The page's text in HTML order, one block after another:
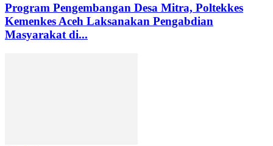
Program Pengembangan Desa Mitra, Poltekkes
Kemenkes Aceh Laksanakan Pengabdian
Masyarakat di...